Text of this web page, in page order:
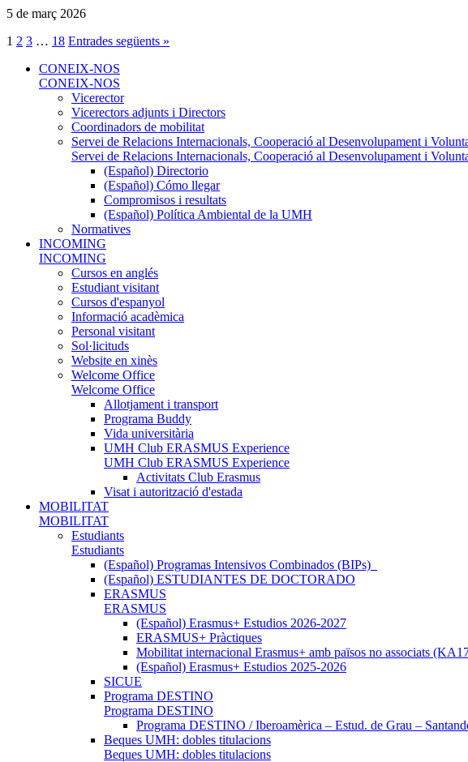
5 de març 2026
1 2 3 … 18 Entrades següents »
CONEIX-NOS
CONEIX-NOS
Vicerector
Vicerectors adjunts i Directors
Coordinadors de mobilitat
Servei de Relacions Internacionals, Cooperació al Desenvolupament i
Servei de Relacions Internacionals, Cooperació al Desenvolupament i
(Español) Directorio
(Español) Cómo llegar
Compromisos i resultats
(Español) Política Ambiental de la UMH
Normatives
INCOMING
INCOMING
Cursos en anglés
Estudiant visitant
Cursos d'espanyol
Informació acadèmica
Personal visitant
Sol·licituds
Website en xinès
Welcome Office
Welcome Office
Allotjament i transport
Programa Buddy
Vida universitària
UMH Club ERASMUS Experience
UMH Club ERASMUS Experience
Activitats Club Erasmus
Visat i autorització d'estada
MOBILITAT
MOBILITAT
Estudiants
Estudiants
(Español) Programas Intensivos Combinados (BIPs)_
(Español) ESTUDIANTES DE DOCTORADO
ERASMUS
ERASMUS
(Español) Erasmus+ Estudios 2026-2027
ERASMUS+ Pràctiques
Mobilitat internacional Erasmus+ amb països no associats
(Español) Erasmus+ Estudios 2025-2026
SICUE
Programa DESTINO
Programa DESTINO
Programa DESTINO / Iberoamèrica – Estud. de Grau –
Beques UMH: dobles titulacions
Beques UMH: dobles titulacions